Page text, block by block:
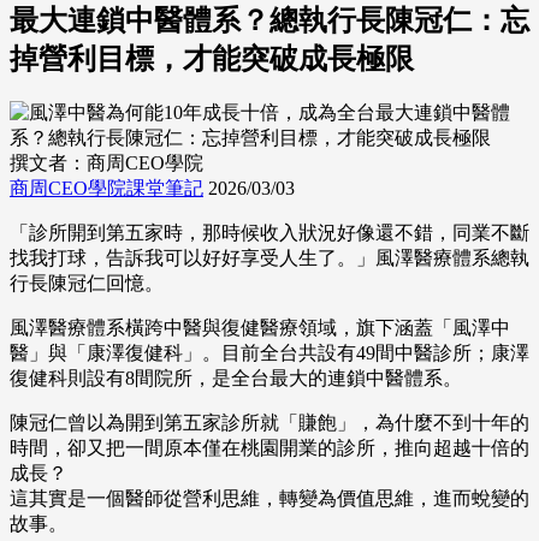
最大連鎖中醫體系？總執行長陳冠仁：忘
掉營利目標，才能突破成長極限
撰文者：商周CEO學院
商周CEO學院課堂筆記 2026/03/03
「診所開到第五家時，那時候收入狀況好像還不錯，同業不斷
找我打球，告訴我可以好好享受人生了。」風澤醫療體系總執
行長陳冠仁回憶。
風澤醫療體系橫跨中醫與復健醫療領域，旗下涵蓋「風澤中
醫」與「康澤復健科」。目前全台共設有49間中醫診所；康澤
復健科則設有8間院所，是全台最大的連鎖中醫體系。
陳冠仁曾以為開到第五家診所就「賺飽」，為什麼不到十年的
時間，卻又把一間原本僅在桃園開業的診所，推向超越十倍的
成長？
這其實是一個醫師從營利思維，轉變為價值思維，進而蛻變的
故事。